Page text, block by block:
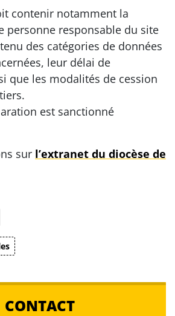
contenir notamment la
personne responsable du site
des catégories de données
leur délai de
que les modalités de cession
est sanctionné
sur l’extranet du diocèse de
CONTACT